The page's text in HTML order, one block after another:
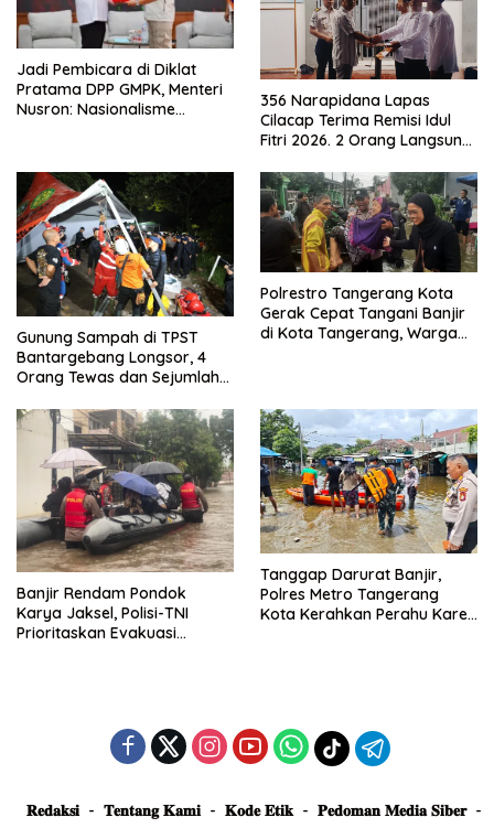
Jadi Pembicara di Diklat
Pratama DPP GMPK, Menteri
Nusron: Nasionalisme
356 Narapidana Lapas
Cilacap Terima Remisi Idul
Fitri 2026. 2 Orang Langsung
Gunung Sampah di TPST
Bantargebang Longsor, 4
Orang Tewas dan Sejumlah
Polrestro Tangerang Kota
Gerak Cepat Tangani Banjir
di Kota Tangerang, Warga
Banjir Rendam Pondok
Karya Jaksel, Polisi-TNI
Prioritaskan Evakuasi
Tanggap Darurat Banjir,
Polres Metro Tangerang
Kota Kerahkan Perahu Karet
𝐑𝐞𝐝𝐚𝐤𝐬𝐢 𝐓𝐞𝐧𝐭𝐚𝐧𝐠 𝐊𝐚𝐦𝐢 𝐊𝐨𝐝𝐞 𝐄𝐭𝐢𝐤
𝐏𝐞𝐝𝐨𝐦𝐚𝐧 𝐌𝐞𝐝𝐢𝐚 𝐒𝐢𝐛𝐞𝐫